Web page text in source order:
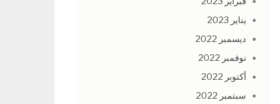
يناير 2023
ديسمبر 2022
نوفمبر 2022
أكتوبر 2022
سبتمبر 2022